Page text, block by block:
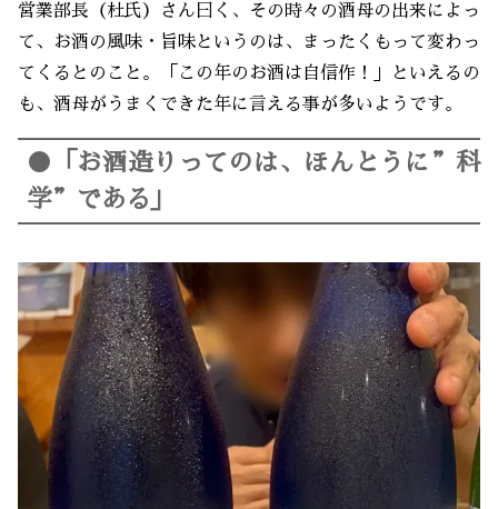
営業部長（杜氏）さん曰く、その時々の酒母の出来によっ
て、お酒の風味・旨味というのは、まったくもって変わっ
てくるとのこと。「この年のお酒は自信作！」といえるの
も、酒母がうまくできた年に言える事が多いようです。
●「お酒造りってのは、ほんとうに”科
学”である」